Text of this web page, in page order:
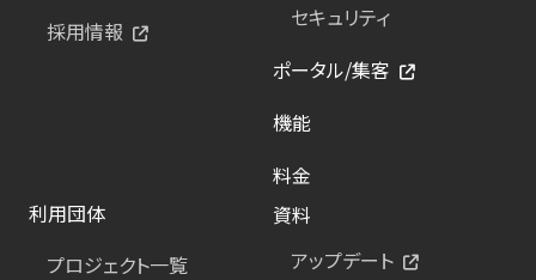
採用情報
セキュリティ
ポータル/集客
機能
料金
利用団体
プロジェクト一覧
資料
アップデート